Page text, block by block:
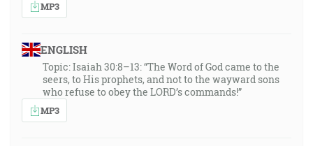
MP3
ENGLISH
Topic: Isaiah 30:8–13: “The Word of God came to the
seers, to His prophets, and not to the wayward sons
who refuse to obey the LORD’s commands!”
MP3